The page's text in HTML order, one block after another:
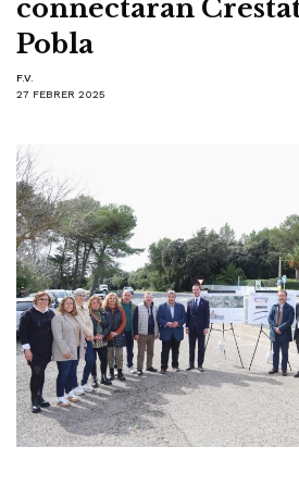
connectaran
Pobla
F.V.
27 FEBRER 2025